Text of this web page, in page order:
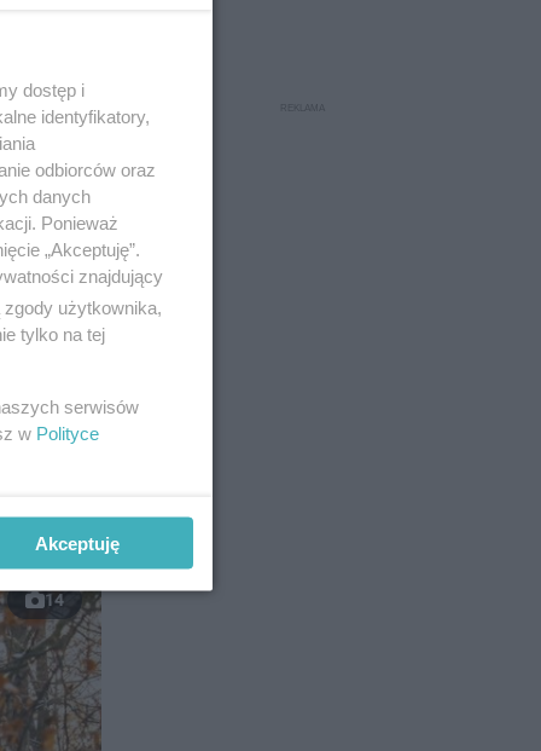
14
dostęp i
identyfikatory,
odbiorców oraz
danych
Ponieważ
„Akceptuję”.
znajdujący
użytkownika,
tylko na tej
serwisów
w Polityce
Akceptuję